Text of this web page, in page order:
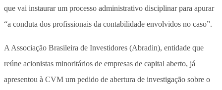
que vai instaurar um processo administrativo disciplinar para apurar
“a conduta dos profissionais da contabilidade envolvidos no caso”.
A Associação Brasileira de Investidores (Abradin), entidade que
reúne acionistas minoritários de empresas de capital aberto, já
apresentou à CVM um pedido de abertura de investigação sobre o